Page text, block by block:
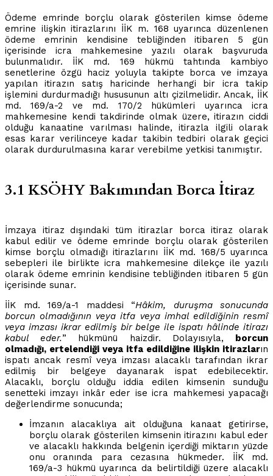
Ödeme emrinde borçlu olarak gösterilen kimse ödeme
emrine ilişkin itirazlarını İİK m. 168 uyarınca düzenlenen
ödeme emrinin kendisine tebliğinden itibaren 5 gün
içerisinde icra mahkemesine yazılı olarak başvuruda
bulunmalıdır. İİK md. 169 hükmü tahtında kambiyo
senetlerine özgü haciz yoluyla takipte borca ve imzaya
yapılan itirazın satış haricinde herhangi bir icra takip
işlemini durdurmadığı hususunun altı çizilmelidir. Ancak, İİK
md. 169/a-2 ve md. 170/2 hükümleri uyarınca icra
mahkemesine kendi takdirinde olmak üzere, itirazın ciddi
olduğu kanaatine varılması halinde, itirazla ilgili olarak
esas karar verilinceye kadar takibin tedbiri olarak geçici
olarak durdurulmasına karar verebilme yetkisi tanımıştır.
3.1 KSÖHY Bakımından Borca İtiraz
İmzaya itiraz dışındaki tüm itirazlar borca itiraz olarak
kabul edilir ve ödeme emrinde borçlu olarak gösterilen
kimse borçlu olmadığı itirazlarını İİK md. 168/5 uyarınca
sebepleri ile birlikte icra mahkemesine dilekçe ile yazılı
olarak ödeme emrinin kendisine tebliğinden itibaren 5 gün
içerisinde sunar.
İİK md. 169/a-1 maddesi “Hâkim, duruşma sonucunda
borcun olmadığının veya itfa veya imhal edildiğinin resmî
veya imzası ikrar edilmiş bir belge ile ispatı hâlinde itirazı
kabul eder.” hükmünü haizdir. Dolayısıyla, borcun
olmadığı, ertelendiği veya itfa edildiğine ilişkin itirazların
ispatı ancak resmî veya imzası alacaklı tarafından ikrar
edilmiş bir belgeye dayanarak ispat edebilecektir.
Alacaklı, borçlu olduğu iddia edilen kimsenin sunduğu
senetteki imzayı inkâr eder ise icra mahkemesi yapacağı
değerlendirme sonucunda;
İmzanın alacaklıya ait olduğuna kanaat getirirse,
borçlu olarak gösterilen kimsenin itirazını kabul eder
ve alacaklı hakkında belgenin içerdiği miktarın yüzde
onu oranında para cezasına hükmeder. İİK md.
169/a-3 hükmü uyarınca da belirtildiği üzere alacaklı